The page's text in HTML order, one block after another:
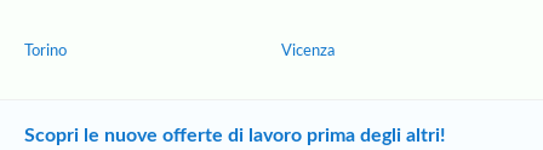
Torino Vicenza
Scopri le nuove offerte di lavoro prima degli altri!